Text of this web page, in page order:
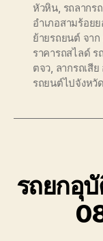
หัวหิน รถลากร
อำเภอสามร้อย
ย้ายรถยนต์ จา
ราคารถสไลด์ ร
ตจว ลากรถเสีย
รถยนต์ไปจังหวัด
รถยกอุ